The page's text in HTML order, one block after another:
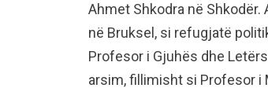
Ahmet Shkodra në
në Bruksel, si refugjatë
Profesor i Gjuhës dhe
arsim, fillimisht si Profesor i